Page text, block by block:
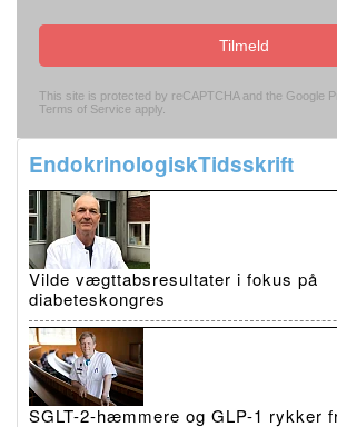
Tilmeld
This site is protected by reCAPTCHA and the Google
Terms of Service apply.
EndokrinologiskTidsskrift
Vilde vægttabsresultater i fokus på
diabeteskongres
SGLT-2-hæmmere og GLP-1 rykker